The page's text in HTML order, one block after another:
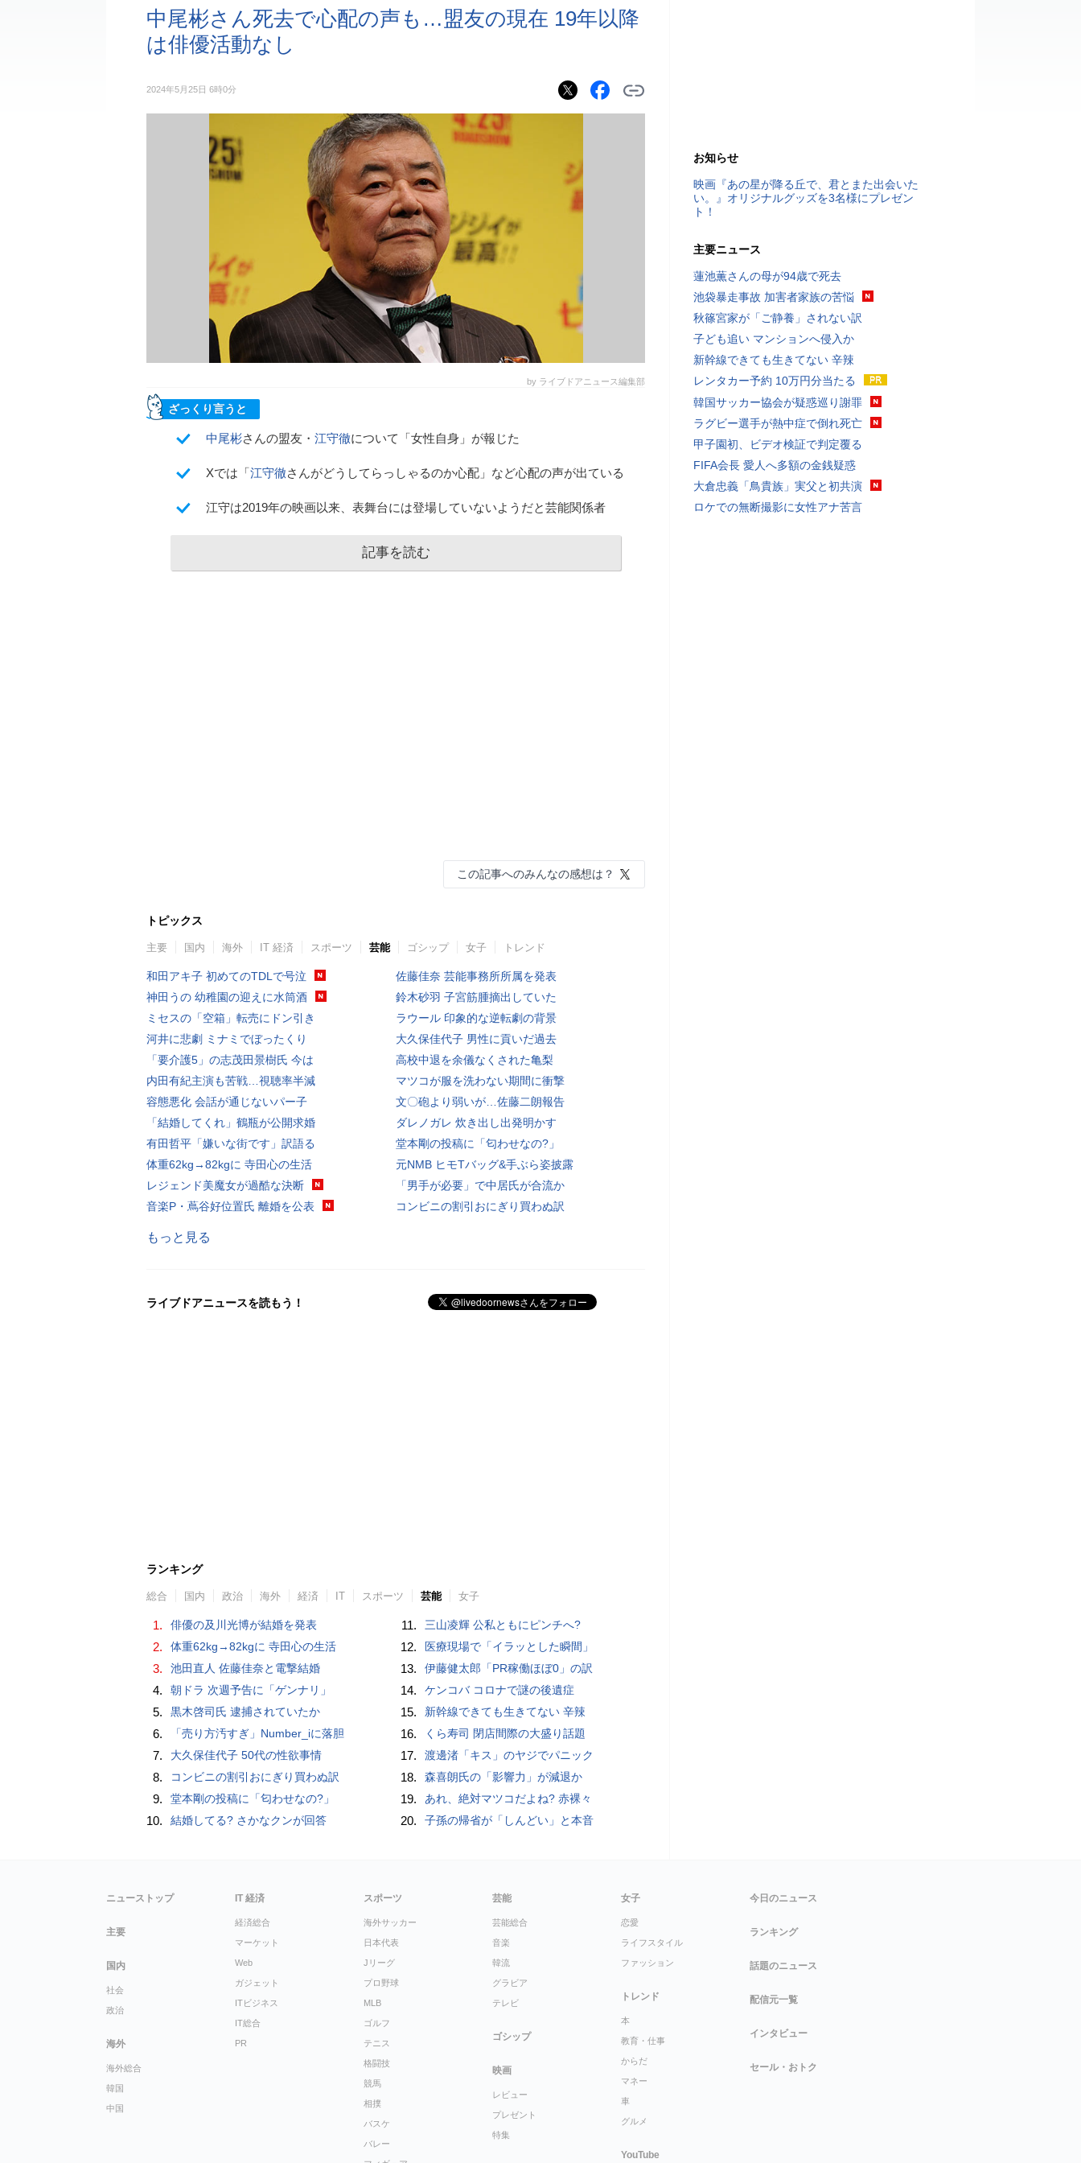
中尾彬さん死去で心配の声も…盟友の現在 19年以降
は俳優活動なし
2024年5月25日 6時0分
by ライブドアニュース編集部
ざっくり言うと
中尾彬さんの盟友・ 江守徹について「女性自身」が報じた
Xでは「江守徹さんがどうしてらっしゃるのか心配」など心配の声が出ている
江守は2019年の映画以来、表舞台には登場していないようだと芸能関係者
記事を読む
この記事へのみんなの感想は？
トピックス
主要 国内 海外 IT 経済 スポーツ 芸能 ゴシップ 女子 トレンド
和田アキ子 初めてのTDLで号泣
神田うの 幼稚園の迎えに水筒酒
ミセスの「空箱」転売にドン引き
河井に悲劇 ミナミでぼったくり
「要介護5」の志茂田景樹氏 今は
内田有紀主演も苦戦…視聴率半減
容態悪化 会話が通じないパー子
「結婚してくれ」鶴瓶が公開求婚
有田哲平「嫌いな街です」訳語る
体重62kg→82kgに 寺田心の生活
レジェンド美魔女が過酷な決断
音楽P・蔦谷好位置氏 離婚を公表
佐藤佳奈 芸能事務所所属を発表
鈴木砂羽 子宮筋腫摘出していた
ラウール 印象的な逆転劇の背景
大久保佳代子 男性に貢いだ過去
高校中退を余儀なくされた亀梨
マツコが服を洗わない期間に衝撃
文〇砲より弱いが…佐藤二朗報告
ダレノガレ 炊き出し出発明かす
堂本剛の投稿に「匂わせなの?」
元NMB ヒモTバッグ&手ぶら姿披露
「男手が必要」で中居氏が合流か
コンビニの割引おにぎり買わぬ訳
もっと見る
ライブドアニュースを読もう！
ランキング
総合 国内 政治 海外 経済 IT スポーツ 芸能 女子
1. 俳優の及川光博が結婚を発表
2. 体重62kg→82kgに 寺田心の生活
3. 池田直人 佐藤佳奈と電撃結婚
4. 朝ドラ 次週予告に「ゲンナリ」
5. 黒木啓司氏 逮捕されていたか
6. 「売り方汚すぎ」Number_iに落胆
7. 大久保佳代子 50代の性欲事情
8. コンビニの割引おにぎり買わぬ訳
9. 堂本剛の投稿に「匂わせなの?」
10. 結婚してる? さかなクンが回答
11. 三山凌輝 公私ともにピンチへ?
12. 医療現場で「イラッとした瞬間」
13. 伊藤健太郎「PR稼働ほぼ0」の訳
14. ケンコバ コロナで謎の後遺症
15. 新幹線できても生きてない 辛辣
16. くら寿司 閉店間際の大盛り話題
17. 渡邊渚「キス」のヤジでパニック
18. 森喜朗氏の「影響力」が減退か
19. あれ、絶対マツコだよね? 赤裸々
20. 子孫の帰省が「しんどい」と本音
お知らせ
映画『あの星が降る丘で、君とまた出会いた
い。』オリジナルグッズを3名様にプレゼン
ト！
主要ニュース
蓮池薫さんの母が94歳で死去
池袋暴走事故 加害者家族の苦悩
秋篠宮家が「ご静養」されない訳
子ども追い マンションへ侵入か
新幹線できても生きてない 辛辣
レンタカー予約 10万円分当たる
韓国サッカー協会が疑惑巡り謝罪
ラグビー選手が熱中症で倒れ死亡
甲子園初、ビデオ検証で判定覆る
FIFA会長 愛人へ多額の金銭疑惑
大倉忠義「鳥貴族」実父と初共演
ロケでの無断撮影に女性アナ苦言
ニューストップ
主要
国内
社会
政治
海外
海外総合
韓国
中国
IT 経済
経済総合
マーケット
Web
ガジェット
ITビジネス
IT総合
PR
スポーツ
海外サッカー
日本代表
Jリーグ
プロ野球
MLB
ゴルフ
テニス
格闘技
競馬
相撲
バスケ
バレー
芸能
芸能総合
音楽
韓流
グラビア
テレビ
ゴシップ
映画
レビュー
プレゼント
特集
女子
恋愛
ライフスタイル
ファッション
トレンド
本
教育・仕事
からだ
マネー
車
グルメ
YouTube
今日のニュース
ランキング
話題のニュース
配信元一覧
インタビュー
セール・おトク